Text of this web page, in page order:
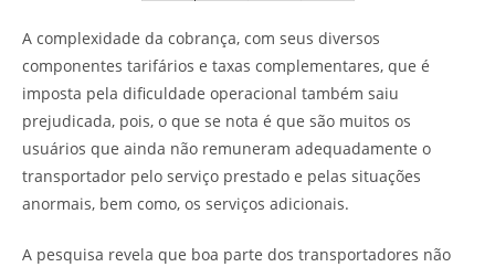
A complexidade da cobrança, com seus diversos
componentes tarifários e taxas complementares, que é
imposta pela dificuldade operacional também saiu
prejudicada, pois, o que se nota é que são muitos os
usuários que ainda não remuneram adequadamente o
transportador pelo serviço prestado e pelas situações
anormais, bem como, os serviços adicionais.
A pesquisa revela que boa parte dos transportadores não